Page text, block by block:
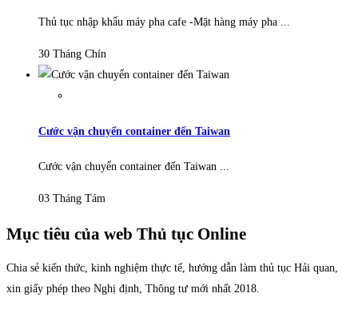
Thủ tục nhập khẩu máy pha cafe -Mặt hàng máy pha ...
30 Tháng Chín
Cước vận chuyển container đến Taiwan
Cước vận chuyển container đến Taiwan ...
03 Tháng Tám
Mục tiêu của web Thủ tục Online
Chia sẻ kiến thức, kinh nghiệm thực tế, hướng dẫn làm thủ tục Hải quan,
xin giấy phép theo Nghị định, Thông tư mới nhất 2018.